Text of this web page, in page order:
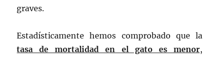
graves.
Estadísticamente hemos comprobado que la
tasa de mortalidad en el gato es menor,